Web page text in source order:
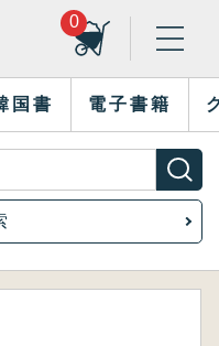
0
国書 電子書籍